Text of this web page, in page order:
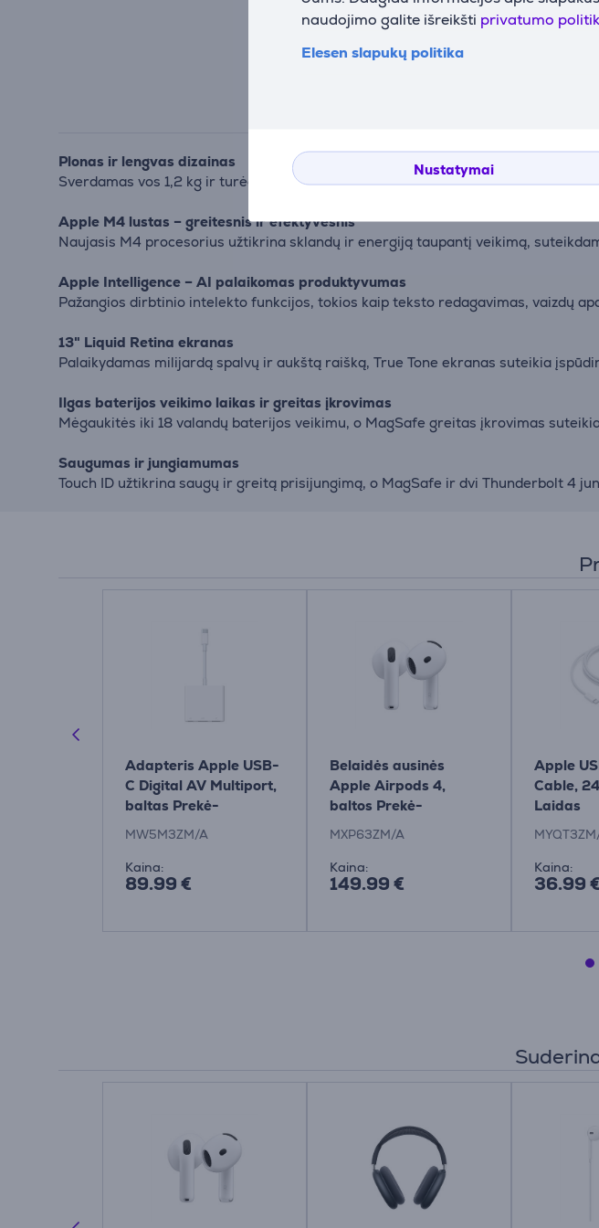
naudojimo galite išreikšti privatumo
Elesen slapukų politika
Nustatymai
Plonas ir lengvas dizainas
Sverdamas vos 1,2 kg ir turėdamas mažiau nei 1,3 cm storį, MacBook Air 13" yra
Apple M4 lustas – greitesnis ir efektyvesnis
Naujasis M4 procesorius užtikrina sklandų ir energiją taupantį veikimą,
Apple Intelligence – AI palaikomas produktyvumas
Pažangios dirbtinio intelekto funkcijos, tokios kaip teksto redagavimas, vaizdų
13" Liquid Retina ekranas
Palaikydamas milijardą spalvų ir aukštą raišką, True Tone ekranas suteikia
Ilgas baterijos veikimo laikas ir greitas įkrovimas
Mėgaukitės iki 18 valandų baterijos veikimu, o MagSafe greitas įkrovimas
Saugumas ir jungiamumas
Touch ID užtikrina saugų ir greitą prisijungimą, o MagSafe ir dvi Thunderbolt 4
Adapteris Apple USB-
C Digital AV Multiport,
baltas Prekė-
MW5M3ZM/A
MW5M3ZM/A
Kaina:
89.99 €
Belaidės ausinės
Apple Airpods 4,
baltos Prekė-
MXP63ZM/A
MXP63ZM/A
Kaina:
149.99 €
Apple
Cable,
Laidas
Kaina:
36.99 €